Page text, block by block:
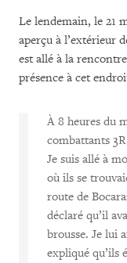
Le lendemain, le 21
aperçu à l’extérieur
est allé à la
présence à cet
À 8 heures du
combattants
Je suis allé à
où ils se
route de
déclaré qu’il
brousse. Je lui
expliqué qu’ils